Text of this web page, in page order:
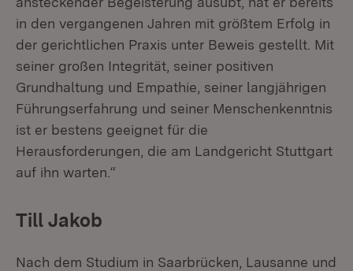
in den vergangenen Jahren mit größtem Erfolg in
der gerichtlichen Praxis unter Beweis gestellt. Mit
seiner großen Integrität, seiner positiven
Grundhaltung und Empathie, seiner langjährigen
Führungserfahrung und seiner Menschenkenntnis
ist er bestens geeignet für die
Herausforderungen, die am Landgericht Stuttgart
auf ihn warten.“
Till Jakob
Nach dem Studium in Saarbrücken, Lausanne und